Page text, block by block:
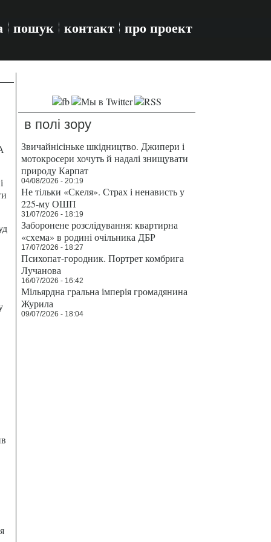
пошук контакт про проект
в полі зору
Звичайнісіньке шкідництво. Джипери і
мотокросери хочуть й надалі знищувати
природу Карпат
04/08/2026 - 20:19
Не тільки «Скеля». Страх і ненависть у
225-му ОШП
31/07/2026 - 18:19
Заборонене розслідування: квартирна
«схема» в родині очільника ДБР
17/07/2026 - 18:27
Психопат-городник. Портрет комбрига
Лучанова
16/07/2026 - 16:42
Мільярдна гральна імперія громадянина
Журила
09/07/2026 - 18:04